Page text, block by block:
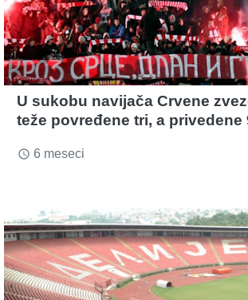
U sukobu navijača Crvene
teže povređene tri, a privedene
access_time 6 meseci